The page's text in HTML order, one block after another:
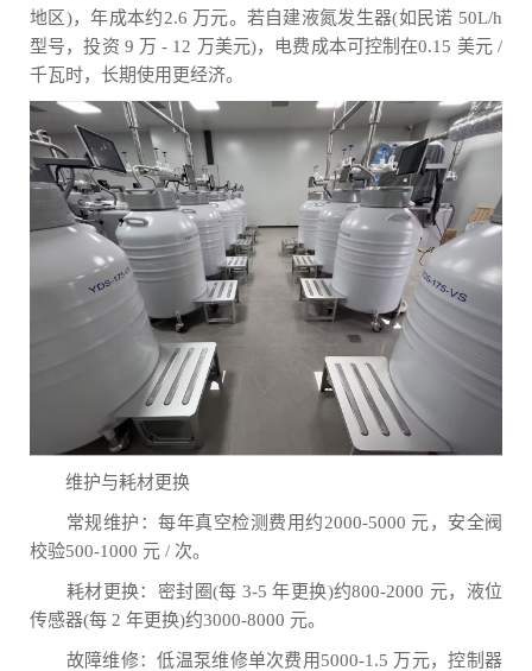
地区)，年成本约2.6 万元。若自建液氮发生器(如民诺 50L/h
型号，投资 9 万 - 12 万美元)，电费成本可控制在0.15 美元 /
千瓦时，长期使用更经济。
维护与耗材更换
常规维护：每年真空检测费用约2000-5000 元，安全阀
校验500-1000 元 / 次。
耗材更换：密封圈(每 3-5 年更换)约800-2000 元，液位
传感器(每 2 年更换)约3000-8000 元。
故障维修：低温泵维修单次费用5000-1.5 万元，控制器